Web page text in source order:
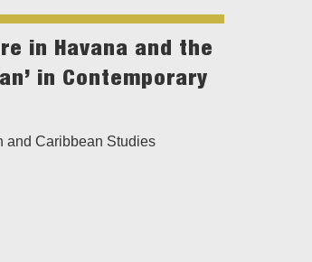
in Havana and the
in Contemporary
and Caribbean Studies